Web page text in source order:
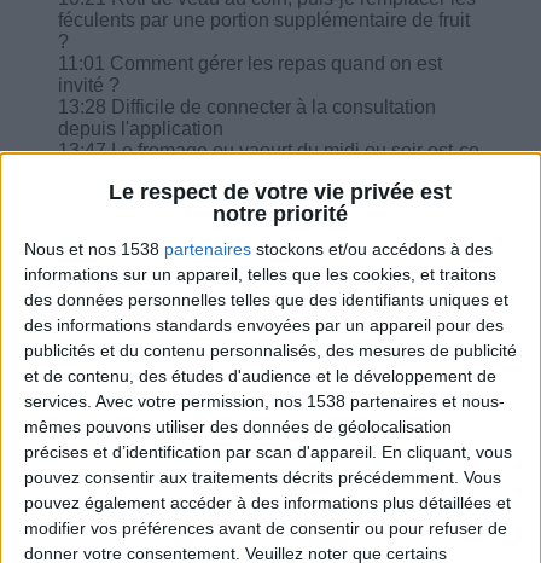
Le respect de votre vie privée est
notre priorité
Nous et nos 1538 partenaires stockons et/ou accédons à des
informations sur un appareil, telles que les cookies, et traitons
des données personnelles telles que des identifiants uniques et
des informations standards envoyées par un appareil pour des
publicités et du contenu personnalisés, des mesures de publicité
et de contenu, des études d'audience et le développement de
services. Avec votre permission, nos 1538 partenaires et nous-
mêmes pouvons utiliser des données de géolocalisation
précises et d’identification par scan d'appareil. En cliquant, vous
pouvez consentir aux traitements décrits précédemment. Vous
pouvez également accéder à des informations plus détaillées et
modifier vos préférences avant de consentir ou pour refuser de
donner votre consentement. Veuillez noter que certains
féculents par une portion supplémentaire de fruit
?
11:01 Comment gérer les repas quand on est
invité ?
13:28 Difficile de connecter à la consultation
depuis l'application
13:47 Le fromage ou yaourt du midi ou soir est-ce
15:30 Plus de protéine dans un régime est-il un
handicap pour la perte du poids ?
Combien de kilos souhaitez-vous perdre ?
Moins de
5 kilos
De 5 à 10
kilos
Plus de
10 kilos
Webinaires en direct Voir tout